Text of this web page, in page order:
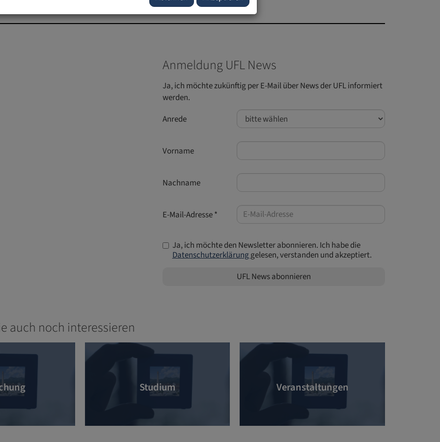
Anmeldung UFL News
Ja, ich möchte zukünftig per E-Mail über News der UFL informiert
werden.
Anrede
Vorname
Nachname
E-Mail-Adresse *
Ja, ich möchte den Newsletter abonnieren. Ich habe die
Datenschutzerklärunggelesen, verstanden und akzeptiert.
UFL News abonnieren
auch noch interessieren
Studium Veranstaltungen